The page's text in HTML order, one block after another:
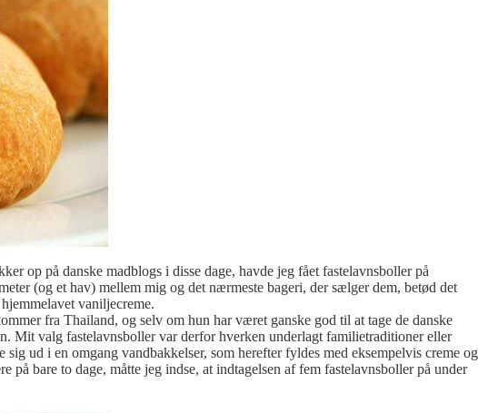
op på danske madblogs i disse dage, havde jeg fået fastelavnsboller på
(og et hav) mellem mig og det nærmeste bageri, der sælger dem, betød det
vaniljecreme.
fra Thailand, og selv om hun har været ganske god til at tage de danske
Mit valg fastelavnsboller var derfor hverken underlagt familietraditioner eller
ud i en omgang vandbakkelser, som herefter fyldes med eksempelvis creme og
bare to dage, måtte jeg indse, at indtagelsen af fem fastelavnsboller på under